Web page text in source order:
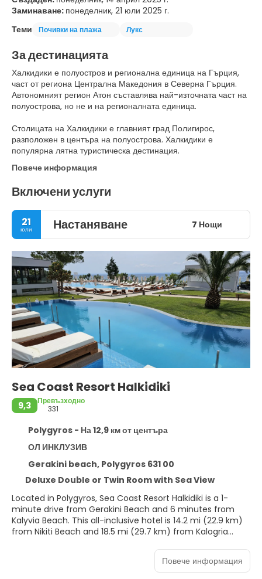
Заминаване: понеделник, 21 юли 2025 г.
Теми
Почивки на плажа Лукс
За дестинацията
Халкидики е полуостров и регионална единица на Гърция,
част от региона Централна Македония в Северна Гърция.
Автономният регион Атон съставлява най-източната част на
полуострова, но не и на регионалната единица.
Столицата на Халкидики е главният град Полигирос,
разположен в центъра на полуострова. Халкидики е
популярна лятна туристическа дестинация.
Повече информация
Включени услуги
21
юли Настаняване 7 Нощи
Sea Coast Resort Halkidiki
9,3
Превъзходно
331
Polygyros - На 12,9 км от центъра
ОЛ ИНКЛУЗИВ
Gerakini beach, Polygyros 631 00
Deluxe Double or Twin Room with Sea View
Located in Polygyros, Sea Coast Resort Halkidiki is a 1-
minute drive from Gerakini Beach and 6 minutes from
Kalyvia Beach. This all-inclusive hotel is 14.2 mi (22.9 km)
from Nikiti Beach and 18.5 mi (29.7 km) from Kalogria
Pamper yourself with a visit to the spa, which offers body
treatments and facials. After a day at the private beach,
Повече информация